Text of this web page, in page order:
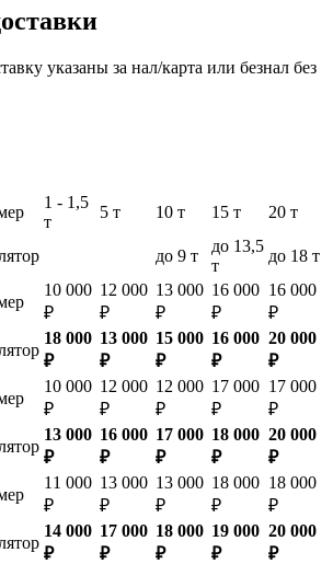
указаны за нал/карта или безнал без
1 - 1,5
т
5 т 10 т 15 т 20 т
до 9 т
до 13,5
т
до 18 т
10 000
₽
12 000
₽
13 000
₽
16 000
₽
16 000
₽
18 000
₽
13 000
₽
15 000
₽
16 000
₽
20 000
₽
10 000
₽
12 000
₽
12 000
₽
17 000
₽
17 000
₽
13 000
₽
16 000
₽
17 000
₽
18 000
₽
20 000
₽
11 000
₽
13 000
₽
13 000
₽
18 000
₽
18 000
₽
14 000
₽
17 000
₽
18 000
₽
19 000
₽
20 000
₽